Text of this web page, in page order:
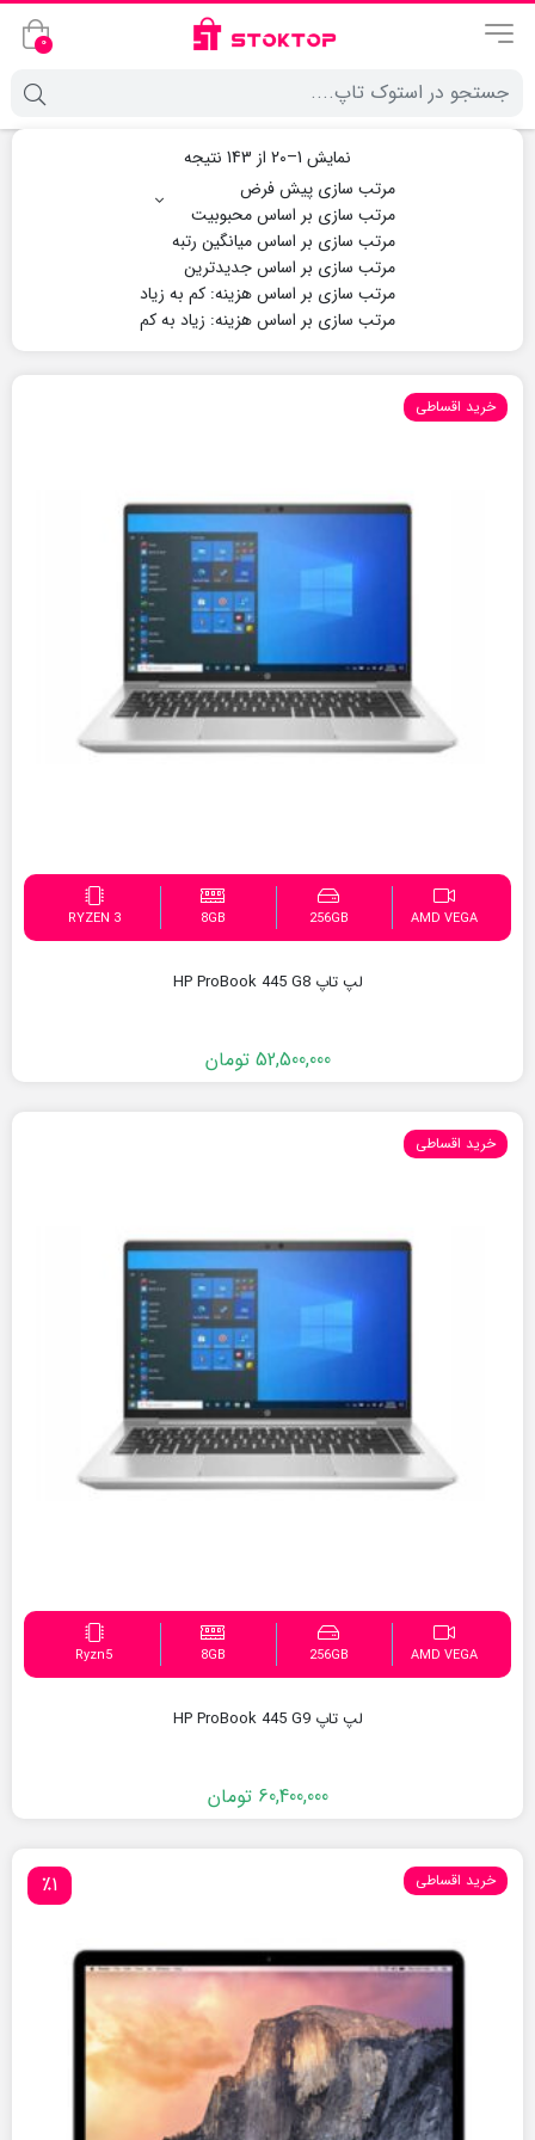
0
نمایش 1–20 از 143 نتیجه
خرید اقساطی
AMD VEGA
256GB
8GB
RYZEN 3
لپ تاپ HP ProBook 445 G8
52,500,000 تومان
خرید اقساطی
AMD VEGA
256GB
8GB
Ryzn5
لپ تاپ HP ProBook 445 G9
60,400,000 تومان
٪1 خرید اقساطی